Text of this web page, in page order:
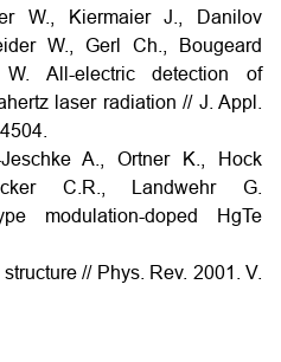
W., Kiermaier J., Danilov
W., Gerl Ch., Bougeard
All-electric detection of
laser radiation // J. Appl.
A., Ortner K., Hock
C.R., Landwehr G.
modulation-doped HgTe
// Phys. Rev. 2001. V.